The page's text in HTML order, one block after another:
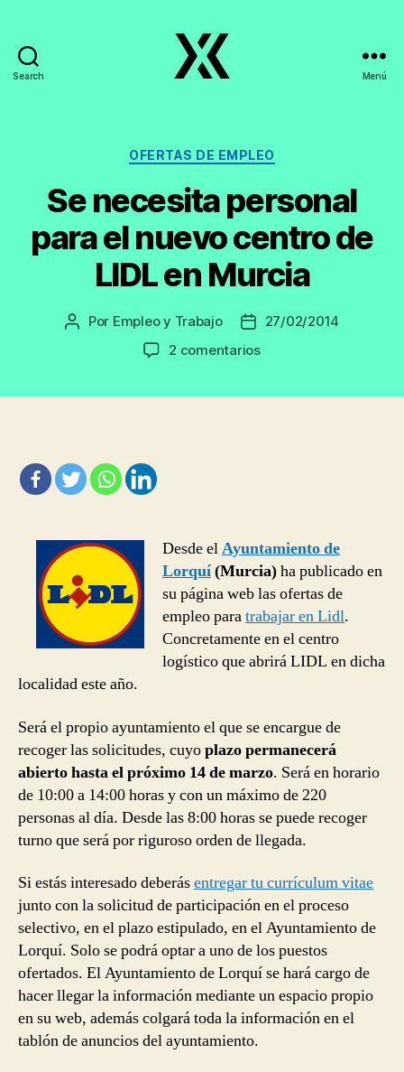
Search Menú
Categorías
OFERTAS DE EMPLEO
Se necesita personal
para el nuevo centro de
LIDL en Murcia
Autor
Por Empleo y Trabajo
Fecha27/02/2014
2 comentariosen
en
Murcia
Desde elAyuntamiento de
Lorquí(Murcia)ha publicado en
su página web las ofertas de
empleo paratrabajar en Lidl.
Concretamente en el centro
logístico que abrirá LIDL en dicha
localidad este año.
Será el propio ayuntamiento el que se encargue de
recoger las solicitudes, cuyoplazo permanecerá
abierto hasta el próximo 14 de marzo. Será en horario
de 10:00 a 14:00 horas y con un máximo de 220
personas al día. Desde las 8:00 horas se puede recoger
turno que será por riguroso orden de llegada.
Si estás interesado deberásentregar tu currículum vitae
junto con la solicitud de participación en el proceso
selectivo, en el plazo estipulado, en el Ayuntamiento de
Lorquí. Solo se podrá optar a uno de los puestos
ofertados. El Ayuntamiento de Lorquí se hará cargo de
hacer llegar la información mediante un espacio propio
en su web, además colgará toda la información en el
tablón de anuncios del ayuntamiento.